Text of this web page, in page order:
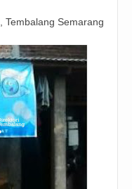
Tembalang Semarang